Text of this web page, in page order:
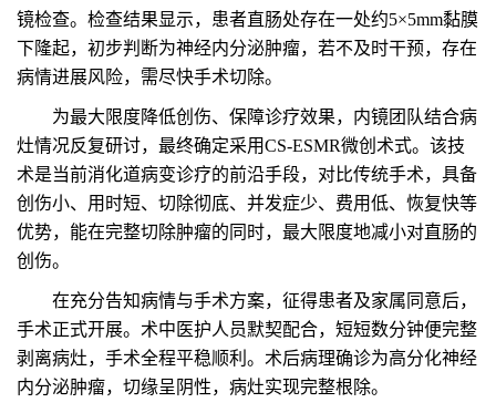
镜检查。检查结果显示，患者直肠处存在一处约5×5mm黏膜
下隆起，初步判断为神经内分泌肿瘤，若不及时干预，存在
病情进展风险，需尽快手术切除。
为最大限度降低创伤、保障诊疗效果，内镜团队结合病
灶情况反复研讨，最终确定采用CS-ESMR微创术式。该技
术是当前消化道病变诊疗的前沿手段，对比传统手术，具备
创伤小、用时短、切除彻底、并发症少、费用低、恢复快等
优势，能在完整切除肿瘤的同时，最大限度地减小对直肠的
创伤。
在充分告知病情与手术方案，征得患者及家属同意后，
手术正式开展。术中医护人员默契配合，短短数分钟便完整
剥离病灶，手术全程平稳顺利。术后病理确诊为高分化神经
内分泌肿瘤，切缘呈阴性，病灶实现完整根除。